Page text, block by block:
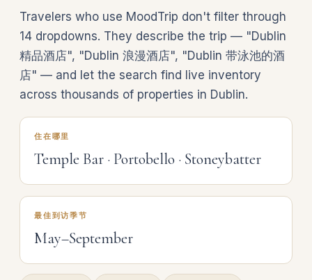
Travelers who use MoodTrip don't filter through
14 dropdowns. They describe the trip — "Dublin
精品酒店", "Dublin 浪漫酒店", "Dublin 带泳池的酒
店" — and let the search find live inventory
across thousands of properties in Dublin.
住在哪里
Temple Bar · Portobello · Stoneybatter
最佳到访季节
May–September